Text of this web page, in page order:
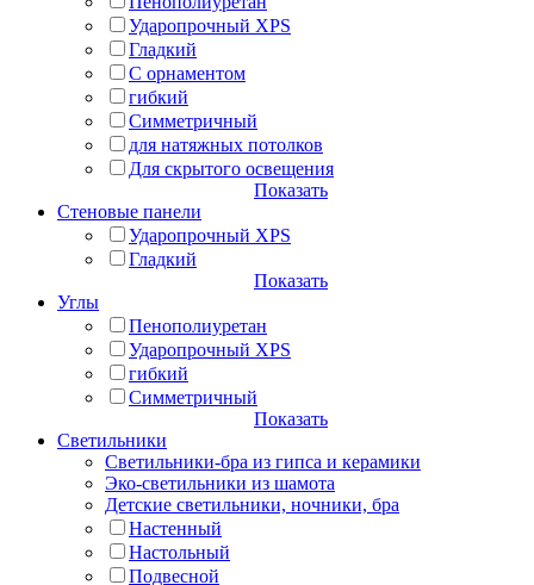
Ударопрочный XPS
Гладкий
С орнаментом
гибкий
Симметричный
для натяжных потолков
Для скрытого освещения
Показать
Стеновые панели
Ударопрочный XPS
Гладкий
Показать
Углы
Пенополиуретан
Ударопрочный XPS
гибкий
Симметричный
Показать
Светильники
Светильники-бра из гипса и керамики
Эко-светильники из шамота
Детские светильники, ночники, бра
Настенный
Настольный
Подвесной